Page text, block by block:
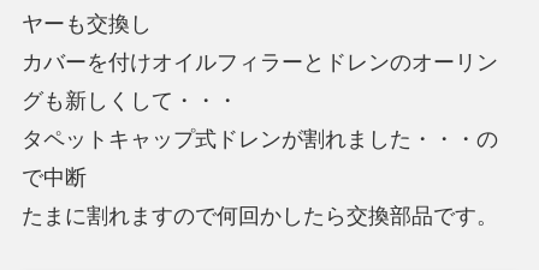
ヤーも交換し
カバーを付けオイルフィラーとドレンのオーリン
グも新しくして・・・
タペットキャップ式ドレンが割れました・・・の
で中断
たまに割れますので何回かしたら交換部品です。